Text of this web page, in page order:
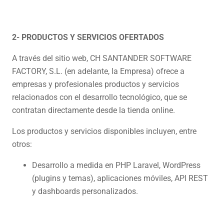
2- PRODUCTOS Y SERVICIOS OFERTADOS
A través del sitio web, CH SANTANDER SOFTWARE
FACTORY, S.L. (en adelante, la Empresa) ofrece a
empresas y profesionales productos y servicios
relacionados con el desarrollo tecnológico, que se
contratan directamente desde la tienda online.
Los productos y servicios disponibles incluyen, entre
otros:
Desarrollo a medida en PHP Laravel, WordPress
(plugins y temas), aplicaciones móviles, API REST
y dashboards personalizados.